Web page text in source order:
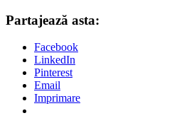
Partajează asta:
Facebook
LinkedIn
Pinterest
Email
Imprimare